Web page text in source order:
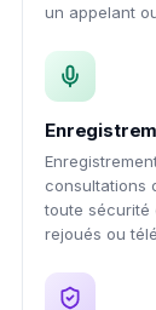
un appelant
consultations
toute sécurité
rejoués ou